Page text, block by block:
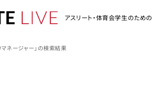
アスリート・体育会学生のため
マネージャー」の検索結果